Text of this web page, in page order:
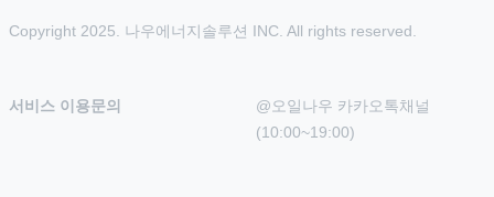
Copyright 2025. 나우에너지솔루션 INC. All rights reserved.
서비스 이용문의
@오일나우 카카오톡채널
(10:00~19:00)